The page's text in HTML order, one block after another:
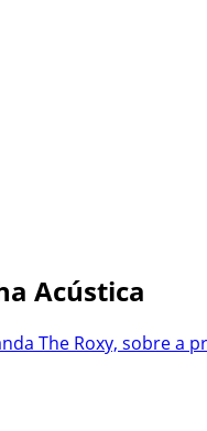
Acústica
The Roxy, sobre a